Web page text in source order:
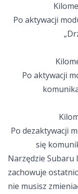
Po aktywacji
Po aktywacji
Po dezaktywacji
się
Narzędzie Subaru
zachowuje
nie musisz